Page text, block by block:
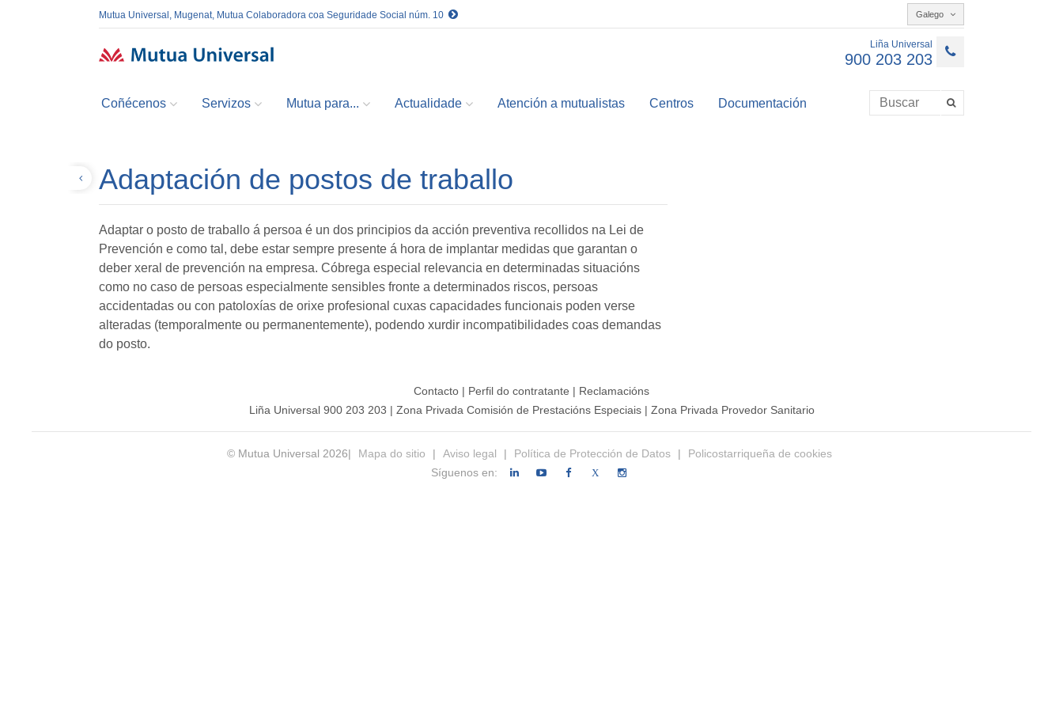
Mutua Universal, Mugenat, Mutua Colaboradora coa Seguridade Social núm. 10 Galego
Liña Universal
900 203 203
Coñécenos Servizos Mutua para... Actualidade Atención a mutualistas Centros Documentación
Adaptación de postos de traballo
Adaptar o posto de traballo á persoa é un dos principios da acción preventiva recollidos na Lei de
Prevención e como tal, debe estar sempre presente á hora de implantar medidas que garantan o
deber xeral de prevención na empresa. Cóbrega especial relevancia en determinadas situacións
como no caso de persoas especialmente sensibles fronte a determinados riscos, persoas
accidentadas ou con patoloxías de orixe profesional cuxas capacidades funcionais poden verse
alteradas (temporalmente ou permanentemente), podendo xurdir incompatibilidades coas demandas
do posto.
Contacto | Perfil do contratante | Reclamacións
Liña Universal 900 203 203 | Zona Privada Comisión de Prestacións Especiais | Zona Privada Provedor Sanitario
© Mutua Universal 2026| Mapa do sitio | Aviso legal | Política de Protección de Datos |
Policostarriqueña de cookies
Síguenos en:
X